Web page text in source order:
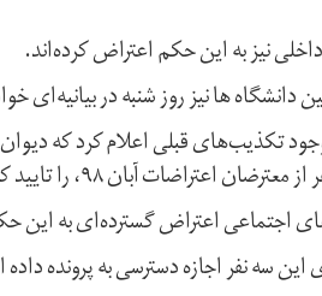
نیز به این حکم اعتراض کرده‌اند.
ها نیز روز شنبه در بیانیه‌ای
قضاییه روز ۲۴ تیر با وجود تکذیب‌های قبلی
آبان ۹۸، را تایید کرده است.
اجتماعی اعتراض گسترده‌ای به